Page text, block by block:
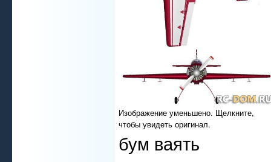
Изображение уменьшено. Щелкните,
чтобы увидеть оригинал.
бум ваять